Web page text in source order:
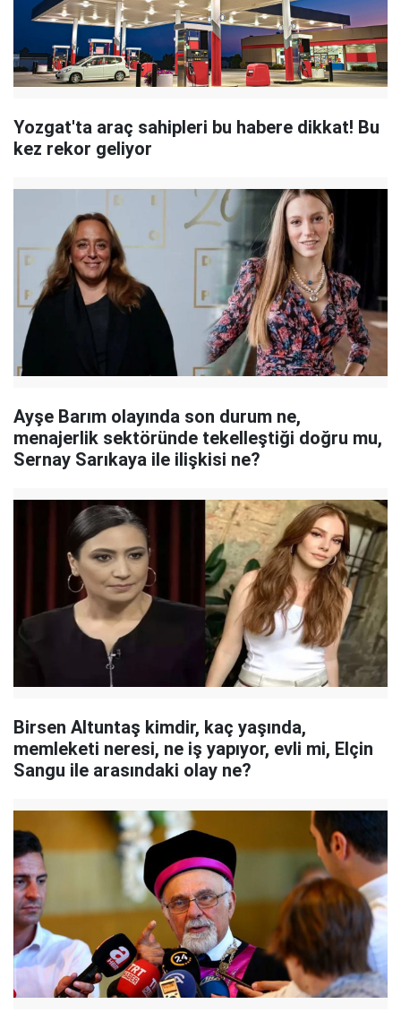
Yozgat'ta araç sahipleri bu habere dikkat! Bu
kez rekor geliyor
Ayşe Barım olayında son durum ne,
menajerlik sektöründe tekelleştiği doğru mu,
Sernay Sarıkaya ile ilişkisi ne?
Birsen Altuntaş kimdir, kaç yaşında,
memleketi neresi, ne iş yapıyor, evli mi, Elçin
Sangu ile arasındaki olay ne?